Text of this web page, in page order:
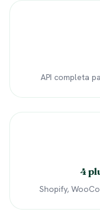
API completa
4
Shopify,